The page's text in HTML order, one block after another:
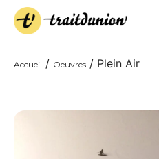
Accueil / Oeuvres / Plein Air